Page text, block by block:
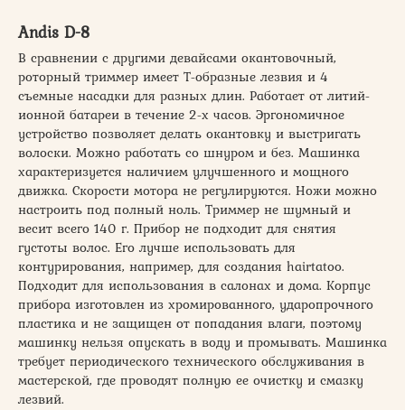
Andis D-8
В сравнении с другими девайсами окантовочный,
роторный триммер имеет Т-образные лезвия и 4
съемные насадки для разных длин. Работает от литий-
ионной батареи в течение 2-х часов. Эргономичное
устройство позволяет делать окантовку и выстригать
волоски. Можно работать со шнуром и без. Машинка
характеризуется наличием улучшенного и мощного
движка. Скорости мотора не регулируются. Ножи можно
настроить под полный ноль. Триммер не шумный и
весит всего 140 г. Прибор не подходит для снятия
густоты волос. Его лучше использовать для
контурирования, например, для создания hairtatoo.
Подходит для использования в салонах и дома. Корпус
прибора изготовлен из хромированного, ударопрочного
пластика и не защищен от попадания влаги, поэтому
машинку нельзя опускать в воду и промывать. Машинка
требует периодического технического обслуживания в
мастерской, где проводят полную ее очистку и смазку
лезвий.